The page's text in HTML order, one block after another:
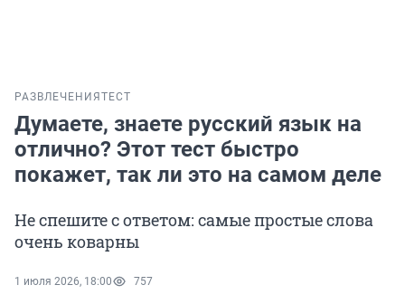
РАЗВЛЕЧЕНИЯ ТЕСТ
Думаете, знаете русский язык на
отлично? Этот тест быстро
покажет, так ли это на самом деле
Не спешите с ответом: самые простые слова
очень коварны
1 июля 2026, 18:00 757